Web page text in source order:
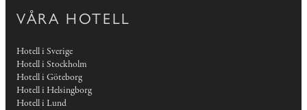
VÅRA HOTELL
Hotell i Sverige
Hotell i Stockholm
Hotell i Göteborg
Hotell i Helsingborg
Hotell i Lund